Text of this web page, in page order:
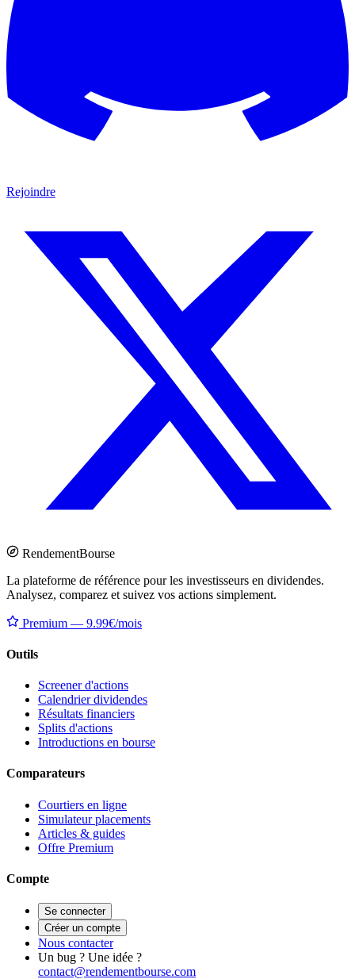
Rejoindre
RendementBourse
La plateforme de référence pour les investisseurs en dividendes.
Analysez, comparez et suivez vos actions simplement.
Premium — 9.99€/mois
Outils
Screener d'actions
Calendrier dividendes
Résultats financiers
Splits d'actions
Introductions en bourse
Comparateurs
Courtiers en ligne
Simulateur placements
Articles & guides
Offre Premium
Compte
Se connecter
Créer un compte
Nous contacter
Un bug ? Une idée ?
contact@rendementbourse.com